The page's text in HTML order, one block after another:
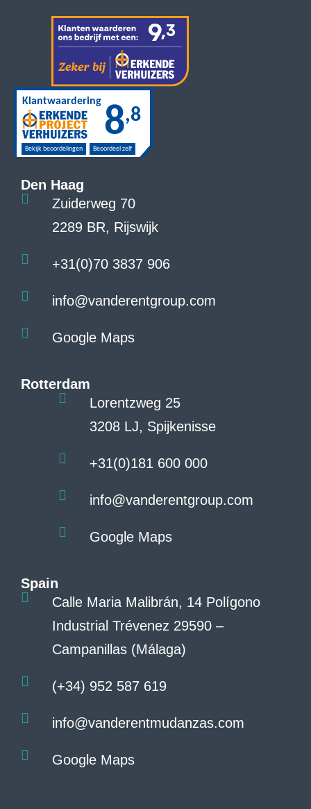
Den Haag
Zuiderweg 70
2289 BR, Rijswijk
+31(0)70 3837 906
info@vanderentgroup.com
Google Maps
Rotterdam
Lorentzweg 25
3208 LJ, Spijkenisse
+31(0)181 600 000
info@vanderentgroup.com
Google Maps
Spain
Calle Maria Malibrán, 14 Polígono
Industrial Trévenez 29590 –
Campanillas (Málaga)
(+34) 952 587 619
info@vanderentmudanzas.com
Google Maps